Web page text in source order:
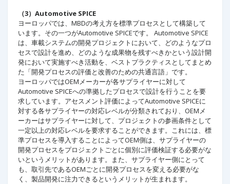
（3）Automotive SPICE
ヨーロッパでは、MBDの考え方を標準プロセスとして構築して
います。その一つがAutomotive SPICEです。 Automotive SPICE
は、車載システムの開発プロジェクトにおいて、どのようなプロ
セスで設計を進め、どのような成果物を残すべきかという設計開
発において実施すべき活動を、ベストプラクティスとしてまとめ
た「開発プロセスの評価と改善のための共通言語」です。
ヨーロッパではOEMメーカーが各サプライヤーに対して
Automotive SPICEへの準拠したプロセスで設計を行うことを要
求しています。アセスメント評価によってAutomotive SPICEに
対する各サプライヤーの対応レベルが分類されており、OEMメ
ーカーはサプライヤーに対して、プロジェクトの参画条件として
一定以上の対応レベルを要求することができます。これには、標
準プロセスを導入することによってOEM側は、サプライヤーの
開発プロセスをプロジェクトごとに個別に評価検証する必要がな
いというメリットがあります。また、サプライヤー側にとって
も、取引先であるOEMごとに開発プロセスを変える必要がな
く、製品開発に注力できるというメリットが生まれます。